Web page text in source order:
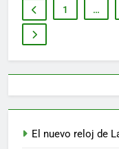
1 …
El nuevo reloj de